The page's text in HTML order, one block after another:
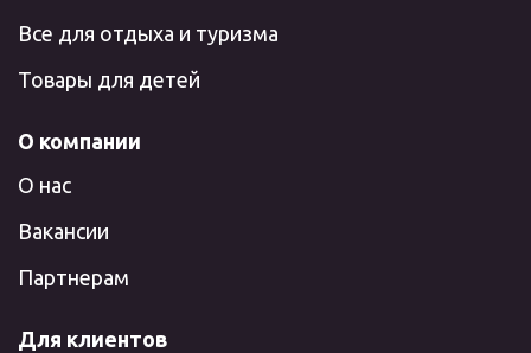
Все для отдыха и туризма
Товары для детей
О компании
О нас
Вакансии
Партнерам
Для клиентов